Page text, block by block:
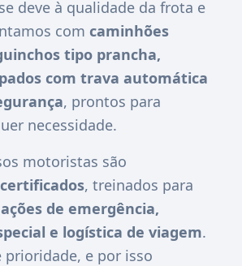
se deve à qualidade da frota e
com caminhões
tipo prancha,
com trava automática
, prontos para
necessidade.
motoristas são
, treinados para
de emergência,
e logística de viagem.
prioridade, e por isso